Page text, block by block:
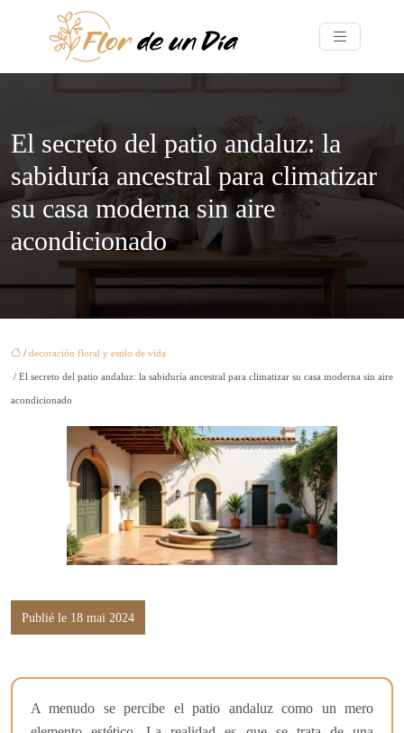
El secreto del patio andaluz: la
sabiduría ancestral para climatizar
su casa moderna sin aire
acondicionado
/ decoración floral y estilo de vida
/ El secreto del patio andaluz: la sabiduría ancestral para climatizar su casa moderna sin aire
acondicionado
Publié le 18 mai 2024
A menudo se percibe el patio andaluz como un mero